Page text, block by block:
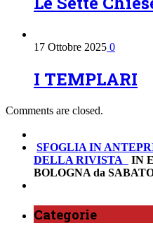
17 Ottobre 2025 0
I TEMPLARI
Comments are closed.
SFOGLIA IN
DELLA RIVISTA
IN
BOLOGNA da
Categorie